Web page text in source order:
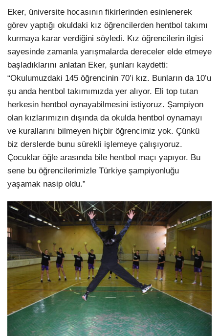
Eker, üniversite hocasının fikirlerinden esinlenerek
görev yaptığı okuldaki kız öğrencilerden hentbol takımı
kurmaya karar verdiğini söyledi. Kız öğrencilerin ilgisi
sayesinde zamanla yarışmalarda dereceler elde etmeye
başladıklarını anlatan Eker, şunları kaydetti:
“Okulumuzdaki 145 öğrencinin 70’i kız. Bunların da 10’u
şu anda hentbol takımımızda yer alıyor. Eli top tutan
herkesin hentbol oynayabilmesini istiyoruz. Şampiyon
olan kızlarımızın dışında da okulda hentbol oynamayı
ve kurallarını bilmeyen hiçbir öğrencimiz yok. Çünkü
biz derslerde bunu sürekli işlemeye çalışıyoruz.
Çocuklar öğle arasında bile hentbol maçı yapıyor. Bu
sene bu öğrencilerimizle Türkiye şampiyonluğu
yaşamak nasip oldu.”